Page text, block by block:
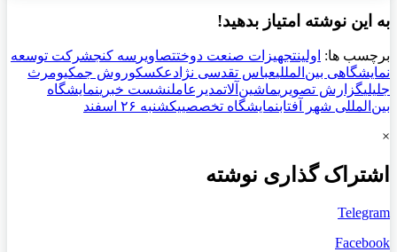
به این نوشته امتیاز بدهید!
برچسب ها: اولینتجهیزات صنعت دوختتصاویر سه کنجشرکت توسعه
نمایشگاهی بین‌المللیعباس تقدسی نژادعکسکوروش جمکیومرث
جلیلیگزارش تصویریماشین‌آلاتمدیرعاملنشست خبرینمایشگاه
بین‌المللی شهر آفتابنمایشگاه تخصصییکشنبه ۲۶ اسفند
×
اشتراک گذاری نوشته
Telegram
Facebook